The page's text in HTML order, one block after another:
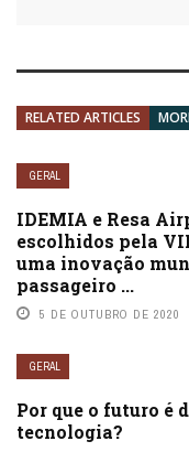
RELATED ARTICLES
GERAL
IDEMIA e Resa
escolhidos pela
uma inovação
passageiro ...
5 DE OUTUBRO DE 2020
GERAL
Por que o futuro é
tecnologia?